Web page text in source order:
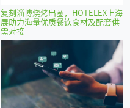
复刻淄博烧烤出圈，HOTELEX上海
展助力海量优质餐饮食材及配套供
需对接